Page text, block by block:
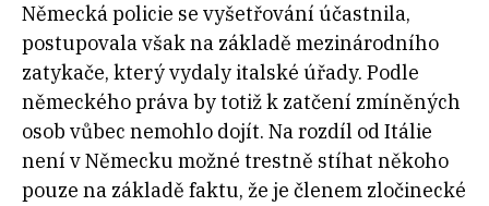
Německá policie se vyšetřování účastnila,
postupovala však na základě mezinárodního
zatykače, který vydaly italské úřady. Podle
německého práva by totiž k zatčení zmíněných
osob vůbec nemohlo dojít. Na rozdíl od Itálie
není v Německu možné trestně stíhat někoho
pouze na základě faktu, že je členem zločinecké